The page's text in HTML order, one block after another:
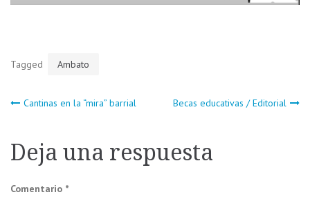
Tagged Ambato
Navegación
de
entradas
Cantinas en la “mira” barrial Becas educativas / Editorial
Deja una respuesta
Comentario *